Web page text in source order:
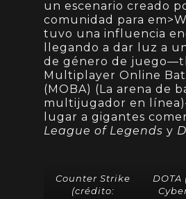
un escenario creado
comunidad para
tuvo una influencia
llegando a dar luz a
de género de
Multiplayer Online
(MOBA) (La arena de
multijugador en
lugar a gigantes
League of Legends y
Counter Strike
(crédito: